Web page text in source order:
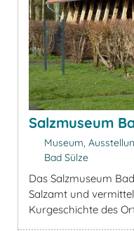
Salzmuseum
Museum,
Bad Sülze
Das Salzmuseum
Salzamt und
Kurgeschichte des